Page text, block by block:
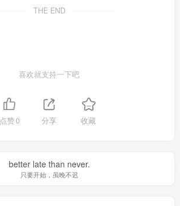
THE END
喜欢就支持一下吧
点赞0 分享 收藏
better late than never.
只要开始，虽晚不迟